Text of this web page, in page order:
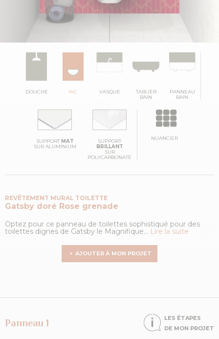
DOUCHE WC VASQUE
TABLIER
BAIN
PANNEAU
BAIN
SUPPORT MAT
SUR ALUMINIUM
SUPPORT
BRILLANT
SUR
POLYCARBONATE
NUANCIER
REVÊTEMENT MURAL TOILETTE
Gatsby doré Rose grenade
Optez pour ce panneau de toilettes sophistiqué pour des
toilettes dignes de Gatsby le Magnifique... Lire la suite
AJOUTER À MON PROJET
Panneau 1
LES ÉTAPES
DE MON PROJET